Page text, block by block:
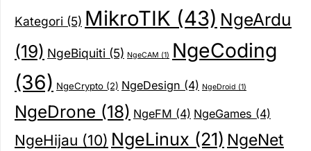
Kategori (5) MikroTIK (43) NgeArdu
(19) NgeBiquiti (5) NgeCAM (1) NgeCoding
(36) NgeCrypto (2) NgeDesign (4) NgeDroid (1)
NgeDrone (18) NgeFM (4) NgeGames (4)
NgeHijau (10) NgeLinux (21) NgeNet